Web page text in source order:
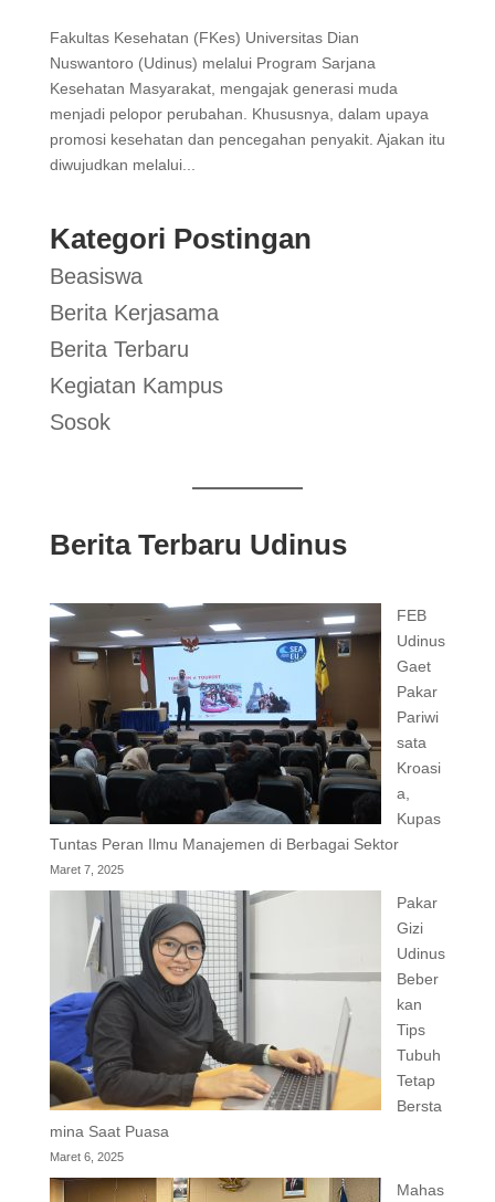
Fakultas Kesehatan (FKes) Universitas Dian
Nuswantoro (Udinus) melalui Program Sarjana
Kesehatan Masyarakat, mengajak generasi muda
menjadi pelopor perubahan. Khususnya, dalam upaya
promosi kesehatan dan pencegahan penyakit. Ajakan itu
diwujudkan melalui...
Kategori Postingan
Beasiswa
Berita Kerjasama
Berita Terbaru
Kegiatan Kampus
Sosok
Berita Terbaru Udinus
FEB
Udinus
Gaet
Pakar
Pariwi
sata
Kroasi
a,
Kupas
Tuntas Peran Ilmu Manajemen di Berbagai Sektor
Maret 7, 2025
Pakar
Gizi
Udinus
Beber
kan
Tips
Tubuh
Tetap
Bersta
mina Saat Puasa
Maret 6, 2025
Mahas